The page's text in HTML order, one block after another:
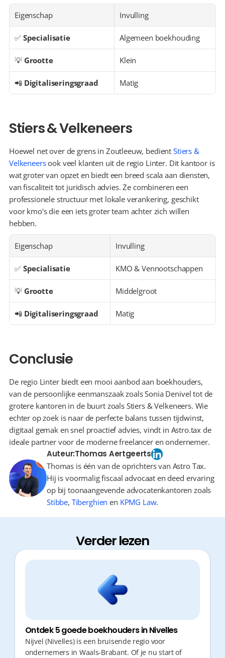
Eigenschap Invulling
✅ Specialisatie Algemeen boekhouding
💡 Grootte Klein
📲 Digitaliseringsgraad Matig
Stiers & Velkeneers
Hoewel net over de grens in Zoutleeuw, bedient Stiers &
Velkeneers ook veel klanten uit de regio Linter. Dit kantoor is
wat groter van opzet en biedt een breed scala aan diensten,
van fiscaliteit tot juridisch advies. Ze combineren een
professionele structuur met lokale verankering, geschikt
voor kmo's die een iets groter team achter zich willen
hebben.
Eigenschap Invulling
✅ Specialisatie KMO & Vennootschappen
💡 Grootte Middelgroot
📲 Digitaliseringsgraad Matig
Conclusie
De regio Linter biedt een mooi aanbod aan boekhouders,
van de persoonlijke eenmanszaak zoals Sonia Denivel tot de
grotere kantoren in de buurt zoals Stiers & Velkeneers. Wie
echter op zoek is naar de perfecte balans tussen tijdwinst,
digitaal gemak en snel proactief advies, vindt in Astro.tax de
ideale partner voor de moderne freelancer en ondernemer.
Auteur:Thomas Aertgeerts
Thomas is één van de oprichters van Astro Tax.
Hij is voormalig fiscaal advocaat en deed ervaring
op bij toonaangevende advocatenkantoren zoals
Stibbe, Tiberghien en KPMG Law.
Verder lezen
Ontdek 5 goede boekhouders in Nivelles
Nijvel (Nivelles) is een bruisende regio voor
ondernemers in Waals-Brabant. Of je nu start of